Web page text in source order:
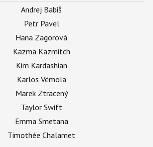
Andrej Babiš
Petr Pavel
Hana Zagorová
Kazma Kazmitch
Kim Kardashian
Karlos Vémola
Marek Ztracený
Taylor Swift
Emma Smetana
Timothée Chalamet